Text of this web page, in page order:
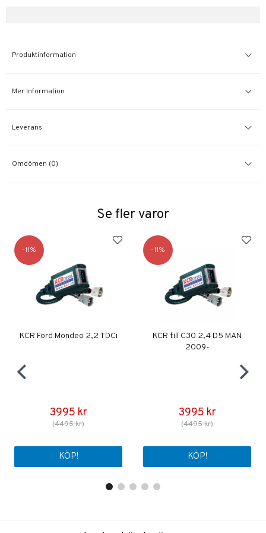
Produktinformation
Mer Information
Leverans
Omdömen (0)
Se fler varor
11
KCR Ford Mondeo 2,2 TDCi
3995 kr
(4495 kr)
KÖP!
11
KCR till C30 2,4 D5 MAN
2009-
3995 kr
(4495 kr)
KÖP!